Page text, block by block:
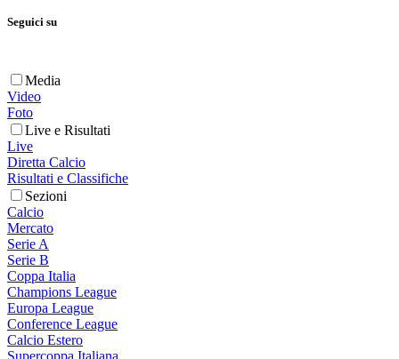
Seguici su
Media
Video
Foto
Live e Risultati
Live
Diretta Calcio
Risultati e Classifiche
Sezioni
Calcio
Mercato
Serie A
Serie B
Coppa Italia
Champions League
Europa League
Conference League
Calcio Estero
Supercoppa Italiana